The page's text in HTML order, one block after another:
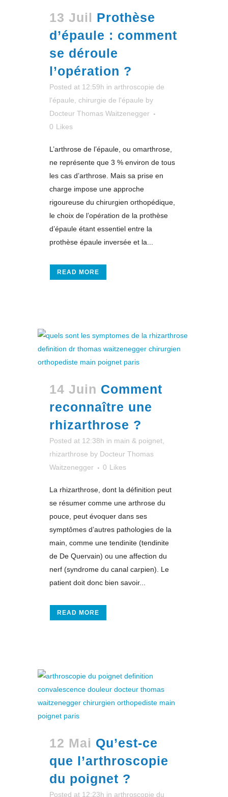
13 Juil Prothèse
d’épaule : comment
se déroule
l’opération ?
Posted at 12:59h in arthroscopie de
l'épaule chirurgie de l'épaule by
Docteur Thomas Waitzenegger
0 Likes
L’arthrose de l’épaule, ou omarthrose,
ne représente que 3 % environ de tous
les cas d’arthrose. Mais sa prise en
charge impose une approche
rigoureuse du chirurgien orthopédique,
le choix de l’opération de la prothèse
d’épaule étant essentiel entre la
prothèse épaule inversée et la...
READ MORE
14 Juin Comment
reconnaître une
rhizarthrose ?
Posted at 12:38h in main & poignet
rhizarthrose by Docteur Thomas
Waitzenegger
0 Likes
La rhizarthrose, dont la définition peut
se résumer comme une arthrose du
pouce, peut évoquer dans ses
symptômes d’autres pathologies de la
main, comme une tendinite (tendinite
de De Quervain) ou une affection du
nerf (syndrome du canal carpien). Le
patient doit donc bien savoir...
READ MORE
12 Mai Qu’est-ce
que l’arthroscopie
du poignet ?
Posted at 12:23h in arthroscopie du